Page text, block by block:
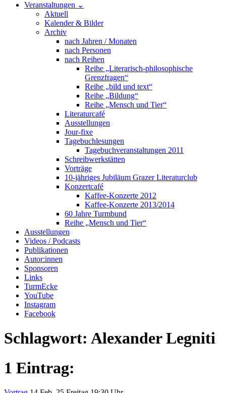
Veranstaltungen ⌄
Aktuell
Kalender & Bilder
Archiv
nach Jahren / Monaten
nach Personen
nach Reihen
Reihe „Literarisch-philosophische
Grenzfragen“
Reihe „bild und text“
Reihe „Bildung“
Reihe „Mensch und Tier“
Literaturcafé
Ausstellungen
Jour-fixe
Tagebuchlesungen
Tagebuchveranstaltungen 2011
Schreibwerkstätten
Vorträge
10-jähriges Jubiläum Grazer Literaturclub
Konzertcafé
Kaffee-Konzerte 2012
Kaffee-Konzerte 2013/2014
60 Jahre Turmbund
Reihe „Mensch und Tier“
Ausstellungen
Videos / Podcasts
Publikationen
Autor:innen
Sponsoren
Links
TurmEcke
YouTube
Instagram
Facebook
Schlagwort: Alexander Legniti
1 Eintrag: